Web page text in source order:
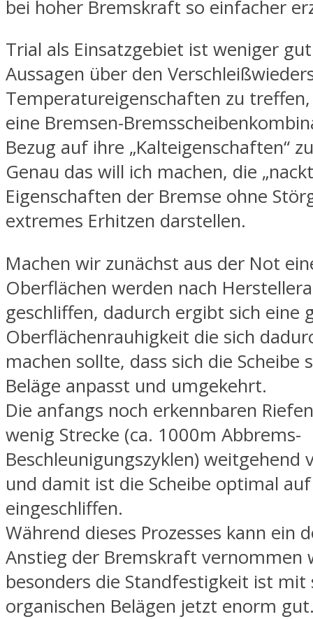
bei hoher Bremskraft so einfacher
Trial als Einsatzgebiet ist weniger
Aussagen über den
Temperatureigenschaften zu
eine Bremsen-
Bezug auf ihre „Kalteigenschaften“
Genau das will ich machen, die
Eigenschaften der Bremse ohne
extremes Erhitzen darstellen.
Machen wir zunächst aus der Not
Oberflächen werden nach
geschliffen, dadurch ergibt sich eine
Oberflächenrauhigkeit die sich
machen sollte, dass sich die Scheibe
Beläge anpasst und umgekehrt.
Die anfangs noch erkennbaren
wenig Strecke (ca. 1000m Abbrems-
Beschleunigungszyklen) weitgehend
und damit ist die Scheibe optimal
eingeschliffen.
Während dieses Prozesses kann ein
Anstieg der Bremskraft vernommen
besonders die Standfestigkeit ist mit
organischen Belägen jetzt enorm